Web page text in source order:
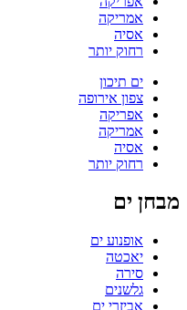
אמריקה
אסיה
רחוק יותר
ים תיכון
צפון אירופה
אפריקה
אמריקה
אסיה
רחוק יותר
מבחן ים
אופנוע ים
יאכטה
סירה
גלשנים
אביזרי ים